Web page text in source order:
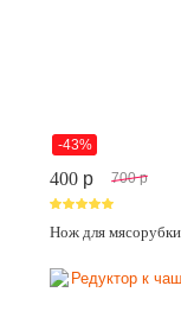
-43%
400 p 700 p
Нож для